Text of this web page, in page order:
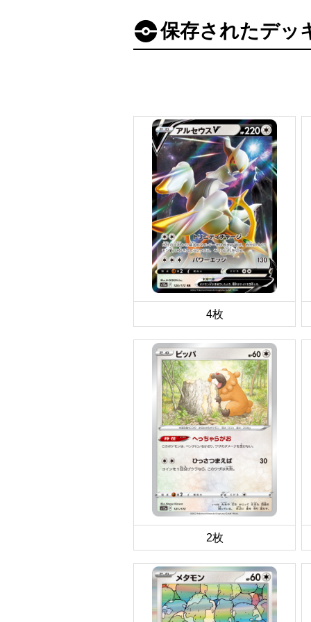
保存されたデッ
4枚
2枚